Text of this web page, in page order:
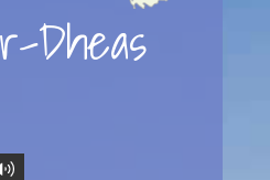
Dheas